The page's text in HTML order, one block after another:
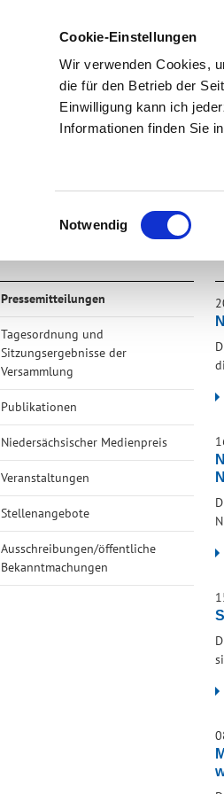
Cookie-Einstellungen
Wir verwenden Cookies,
die für den Betrieb der
Einwilligung kann ich
Informationen finden Sie
Einwilligungsauswahl
Notwendig
Startseite >Aktuell >
Pressemitteilungen
Tagesordnung und
Sitzungsergebnisse der
Versammlung
Publikationen
Niedersächsischer Medienpreis
Veranstaltungen
Stellenangebote
Ausschreibungen/öffentliche
Bekanntmachungen